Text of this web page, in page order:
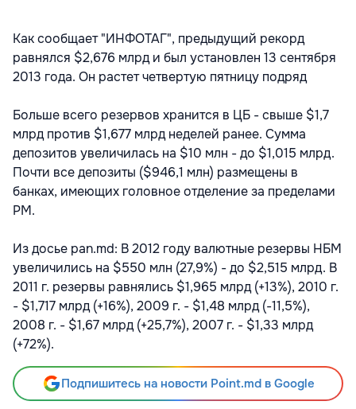
Как сообщает "ИНФОТАГ", предыдущий рекорд
равнялся $2,676 млрд и был установлен 13 сентября
2013 года. Он растет четвертую пятницу подряд
Больше всего резервов хранится в ЦБ - свыше $1,7
млрд против $1,677 млрд неделей ранее. Сумма
депозитов увеличилась на $10 млн - до $1,015 млрд.
Почти все депозиты ($946,1 млн) размещены в
банках, имеющих головное отделение за пределами
РМ.
Из досье pan.md: В 2012 году валютные резервы НБМ
увеличились на $550 млн (27,9%) - до $2,515 млрд. В
2011 г. резервы равнялись $1,965 млрд (+13%), 2010 г.
- $1,717 млрд (+16%), 2009 г. - $1,48 млрд (-11,5%),
2008 г. - $1,67 млрд (+25,7%), 2007 г. - $1,33 млрд
(+72%).
Подпишитесь на новости Point.md в Google